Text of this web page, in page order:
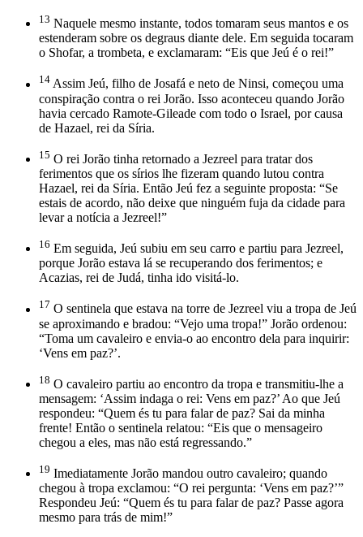
13 Naquele mesmo instante, todos tomaram seus mantos e os
estenderam sobre os degraus diante dele. Em seguida tocaram
o Shofar, a trombeta, e exclamaram: “Eis que Jeú é o rei!”
14 Assim Jeú, filho de Josafá e neto de Ninsi, começou uma
conspiração contra o rei Jorão. Isso aconteceu quando Jorão
havia cercado Ramote-Gileade com todo o Israel, por causa
de Hazael, rei da Síria.
15 O rei Jorão tinha retornado a Jezreel para tratar dos
ferimentos que os sírios lhe fizeram quando lutou contra
Hazael, rei da Síria. Então Jeú fez a seguinte proposta: “Se
estais de acordo, não deixe que ninguém fuja da cidade para
levar a notícia a Jezreel!”
16 Em seguida, Jeú subiu em seu carro e partiu para Jezreel,
porque Jorão estava lá se recuperando dos ferimentos; e
Acazias, rei de Judá, tinha ido visitá-lo.
17 O sentinela que estava na torre de Jezreel viu a tropa de Jeú
se aproximando e bradou: “Vejo uma tropa!” Jorão ordenou:
“Toma um cavaleiro e envia-o ao encontro dela para inquirir:
‘Vens em paz?’.
18 O cavaleiro partiu ao encontro da tropa e transmitiu-lhe a
mensagem: ‘Assim indaga o rei: Vens em paz?’ Ao que Jeú
respondeu: “Quem és tu para falar de paz? Sai da minha
frente! Então o sentinela relatou: “Eis que o mensageiro
chegou a eles, mas não está regressando.”
19 Imediatamente Jorão mandou outro cavaleiro; quando
chegou à tropa exclamou: “O rei pergunta: ‘Vens em paz?’”
Respondeu Jeú: “Quem és tu para falar de paz? Passe agora
mesmo para trás de mim!”